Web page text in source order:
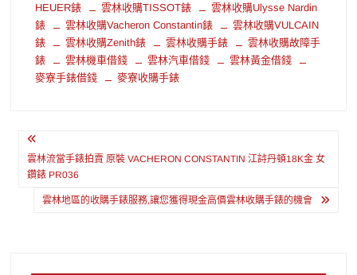
HEUER錶
雲林收購TISSOT錶
雲林收購Ulysse Nardin
錶
雲林收購Vacheron Constantin錶
雲林收購VULCAIN
錶
雲林收購Zenith錶 雲林收購手錶
雲林收購故障手
錶
雲林機車借錢 雲林汽車借錢
雲林黃金借錢
麥寮手錶借錢
麥寮收購手錶
文
章
雲林流當手錶拍賣 原裝 VACHERON CONSTANTIN 江詩丹頓18K金 女
鑽錶 PR036
雲林地區的收購手錶服務,讓您獲得現金高價雲林收購手錶的機會